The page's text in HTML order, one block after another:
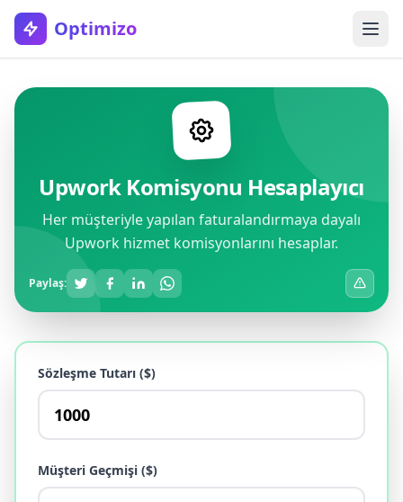
Optimizo
Upwork Komisyonu Hesaplayıcı
Her müşteriyle yapılan faturalandırmaya dayalı
Upwork hizmet komisyonlarını hesaplar.
Paylaş:
Sözleşme Tutarı ($)
Müşteri Geçmişi ($)